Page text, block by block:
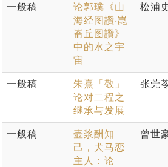
一般稿
论郭璞《山
海经图讚‧崑
崙丘图讚》
中的水之宇
宙
松浦
一般稿
朱熹「敬」
论对二程之
继承与发展
张莞
一般稿
壶浆酬知
己，犬马恋
主人：论
曾世